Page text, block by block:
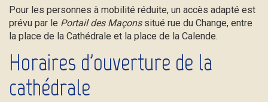
Pour les personnes à mobilité réduite, un accès adapté est
prévu par le Portail des Maçonssitué rue du Change, entre
la place de la Cathédrale et la place de la Calende.
Horaires d'ouverture de la
cathédrale